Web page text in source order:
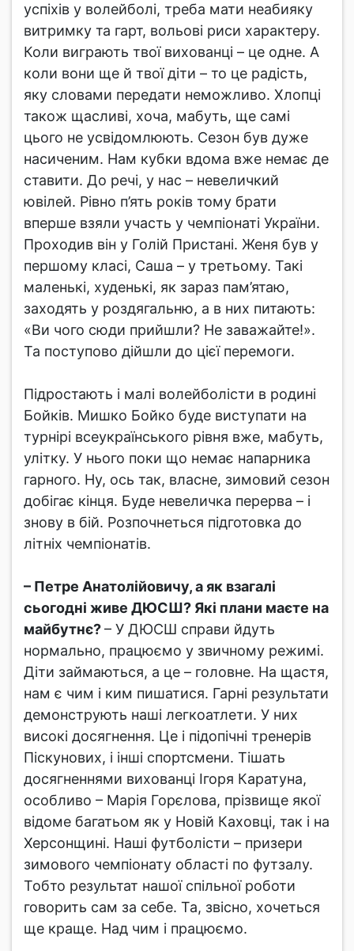
успіхів у волейболі, треба мати неабияку
витримку та гарт, вольові риси характеру.
Коли виграють твої вихованці – це одне. А
коли вони ще й твої діти – то це радість,
яку словами передати неможливо. Хлопці
також щасливі, хоча, мабуть, ще самі
цього не усвідомлюють. Сезон був дуже
насиченим. Нам кубки вдома вже немає де
ставити. До речі, у нас – невеличкий
ювілей. Рівно п’ять років тому брати
вперше взяли участь у чемпіонаті України.
Проходив він у Голій Пристані. Женя був у
першому класі, Саша – у третьому. Такі
маленькі, худенькі, як зараз пам’ятаю,
заходять у роздягальню, а в них питають:
«Ви чого сюди прийшли? Не заважайте!».
Та поступово дійшли до цієї перемоги.
Підростають і малі волейболісти в родині
Бойків. Мишко Бойко буде виступати на
турнірі всеукраїнського рівня вже, мабуть,
улітку. У нього поки що немає напарника
гарного. Ну, ось так, власне, зимовий сезон
добігає кінця. Буде невеличка перерва – і
знову в бій. Розпочнеться підготовка до
літніх чемпіонатів.
– Петре Анатолійовичу, а як взагалі
сьогодні живе ДЮСШ? Які плани маєте на
майбутнє?– У ДЮСШ справи йдуть
нормально, працюємо у звичному режимі.
Діти займаються, а це – головне. На щастя,
нам є чим і ким пишатися. Гарні результати
демонструють наші легкоатлети. У них
високі досягнення. Це і підопічні тренерів
Піскунових, і інші спортсмени. Тішать
досягненнями вихованці Ігоря Каратуна,
особливо – Марія Горєлова, прізвище якої
відоме багатьом як у Новій Каховці, так і на
Херсонщині. Наші футболісти – призери
зимового чемпіонату області по футзалу.
Тобто результат нашої спільної роботи
говорить сам за себе. Та, звісно, хочеться
ще краще. Над чим і працюємо.